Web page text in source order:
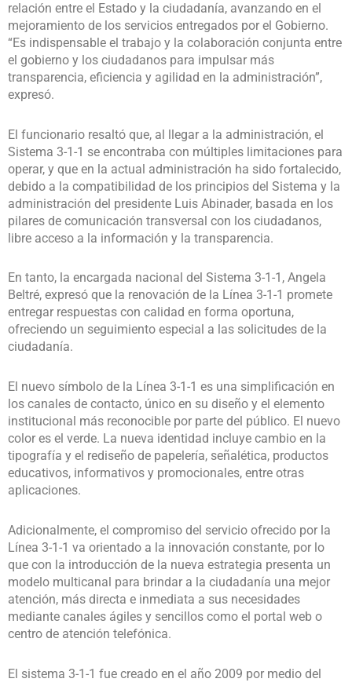
relación entre el Estado y la ciudadanía, avanzando en el
mejoramiento de los servicios entregados por el Gobierno.
“Es indispensable el trabajo y la colaboración conjunta entre
el gobierno y los ciudadanos para impulsar más
transparencia, eficiencia y agilidad en la administración”,
expresó.
El funcionario resaltó que, al llegar a la administración, el
Sistema 3-1-1 se encontraba con múltiples limitaciones para
operar, y que en la actual administración ha sido fortalecido,
debido a la compatibilidad de los principios del Sistema y la
administración del presidente Luis Abinader, basada en los
pilares de comunicación transversal con los ciudadanos,
libre acceso a la información y la transparencia.
En tanto, la encargada nacional del Sistema 3-1-1, Angela
Beltré, expresó que la renovación de la Línea 3-1-1 promete
entregar respuestas con calidad en forma oportuna,
ofreciendo un seguimiento especial a las solicitudes de la
ciudadanía.
El nuevo símbolo de la Línea 3-1-1 es una simplificación en
los canales de contacto, único en su diseño y el elemento
institucional más reconocible por parte del público. El nuevo
color es el verde. La nueva identidad incluye cambio en la
tipografía y el rediseño de papelería, señalética, productos
educativos, informativos y promocionales, entre otras
aplicaciones.
Adicionalmente, el compromiso del servicio ofrecido por la
Línea 3-1-1 va orientado a la innovación constante, por lo
que con la introducción de la nueva estrategia presenta un
modelo multicanal para brindar a la ciudadanía una mejor
atención, más directa e inmediata a sus necesidades
mediante canales ágiles y sencillos como el portal web o
centro de atención telefónica.
El sistema 3-1-1 fue creado en el año 2009 por medio del